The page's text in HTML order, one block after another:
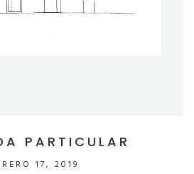
PARTICULAR
17, 2019